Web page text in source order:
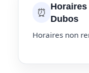
⏰ Dubos
Horaires non